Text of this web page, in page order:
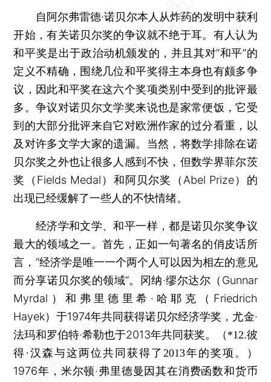
自阿尔弗雷德·诺贝尔本人从炸药的发明中获利
开始，有关诺贝尔奖的争议就不绝于耳。有人认为
和平奖是出于政治动机颁发的，并且其对“和平”的
定义不精确，围绕几位和平奖得主本身也有颇多争
议，因此和平奖在这六个奖项类别中受到的批评最
多。争议对诺贝尔文学奖来说也是家常便饭，它受
到的大部分批评来自它对欧洲作家的过分看重，以
及对许多文学大家的遗漏。当然，将数学排除在诺
贝尔奖之外也让很多人感到不快，但数学界菲尔茨
奖（Fields Medal）和阿贝尔奖（Abel Prize）的
出现已经缓解了一些人的不快情绪。
经济学和文学、和平一样，都是诺贝尔奖争议
最大的领域之一。首先，正如一句著名的俏皮话所
言，“经济学是唯一一个两个人可以因为相左的意见
而分享诺贝尔奖的领域”。冈纳·缪尔达尔（Gunnar
Myrdal）和弗里德里希·哈耶克（Friedrich
Hayek）于1974年共同获得诺贝尔经济学奖，尤金·
法玛和罗伯特·希勒也于2013年共同获奖。
（*12.彼
得·汉森与这两位共同获得了2013年的奖项。）
1976年，米尔顿·弗里德曼因其在消费函数和货币